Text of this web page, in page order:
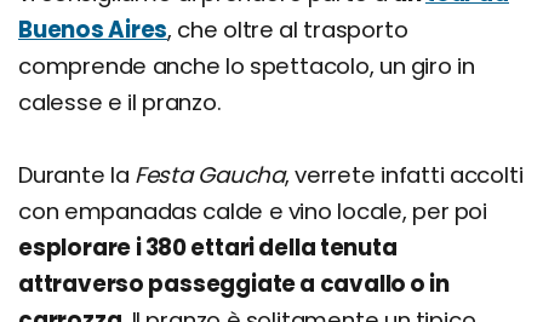
Buenos Aires, che oltre al trasporto
comprende anche lo spettacolo, un giro in
calesse e il pranzo.
Durante la Festa Gaucha, verrete infatti accolti
con empanadas calde e vino locale, per poi
esplorare i 380 ettari della tenuta
attraverso passeggiate a cavallo o in